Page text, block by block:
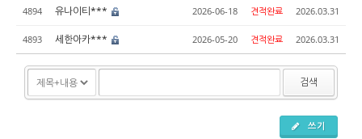
4894 유나이티*** 2026-06-18 견적완료 2026.03.31
4893 세한아카*** 2026-05-20 견적완료 2026.03.31
검색
쓰기